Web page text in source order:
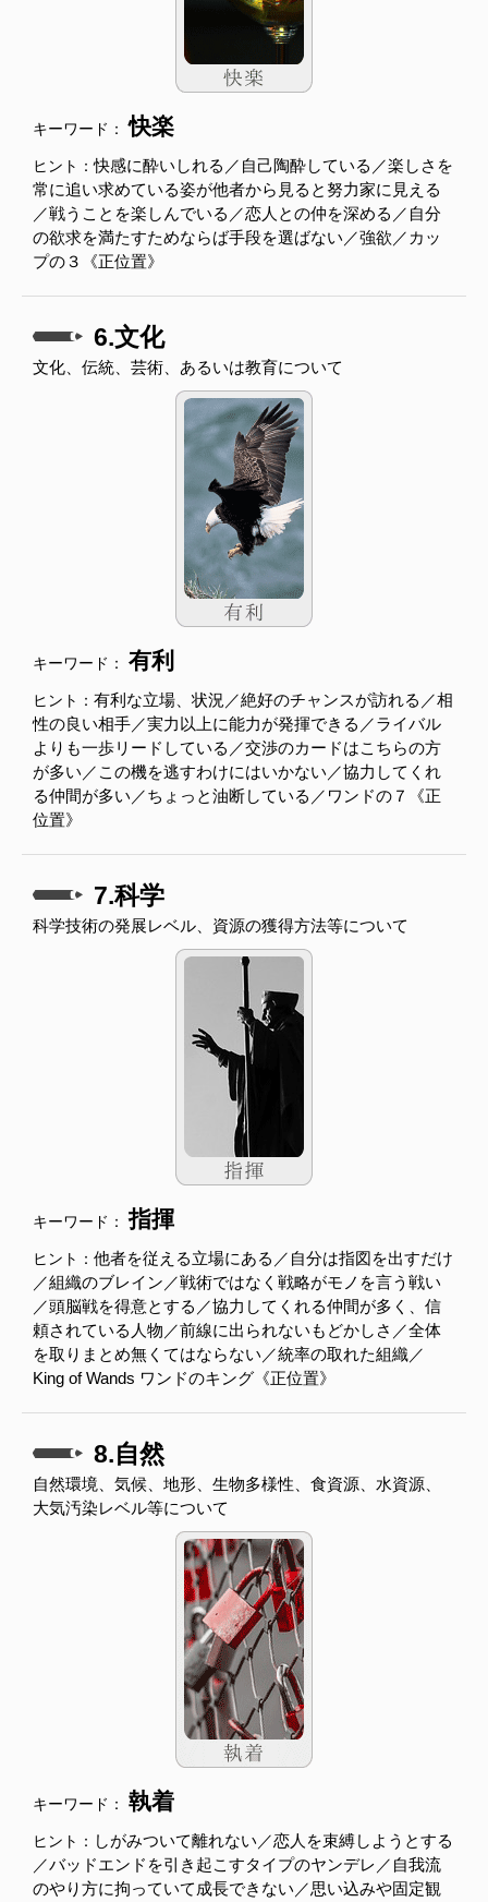
キーワード：快楽
ヒント：快感に酔いしれる／自己陶酔している／楽しさを
常に追い求めている姿が他者から見ると努力家に見える
／戦うことを楽しんでいる／恋人との仲を深める／自分
の欲求を満たすためならば手段を選ばない／強欲／カッ
プの３《正位置》
6.文化
文化、伝統、芸術、あるいは教育について
キーワード： 有利
ヒント： 有利な立場、状況／絶好のチャンスが訪れる／相
性の良い相手／実力以上に能力が発揮できる／ライバル
よりも一歩リードしている／交渉のカードはこちらの方
が多い／この機を逃すわけにはいかない／協力してくれ
る仲間が多い／ちょっと油断している／ワンドの７《正
位置》
7.科学
科学技術の発展レベル、資源の獲得方法等について
キーワード：指揮
ヒント： 他者を従える立場にある／自分は指図を出すだけ
／組織のブレイン／戦術ではなく戦略がモノを言う戦い
／頭脳戦を得意とする／協力してくれる仲間が多く、信
頼されている人物／前線に出られないもどかしさ／全体
を取りまとめ無くてはならない／統率の取れた組織／
King of Wands ワンドのキング《正位置》
8.自然
自然環境、気候、地形、生物多様性、食資源、水資源、
大気汚染レベル等について
キーワード： 執着
ヒント： しがみついて離れない／恋人を束縛しようとする
／バッドエンドを引き起こすタイプのヤンデレ／自我流
のやり方に拘っていて成長できない／思い込みや固定観